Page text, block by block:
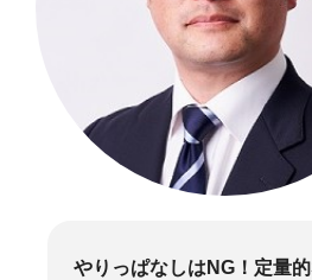
やりっぱなしはNG！定量